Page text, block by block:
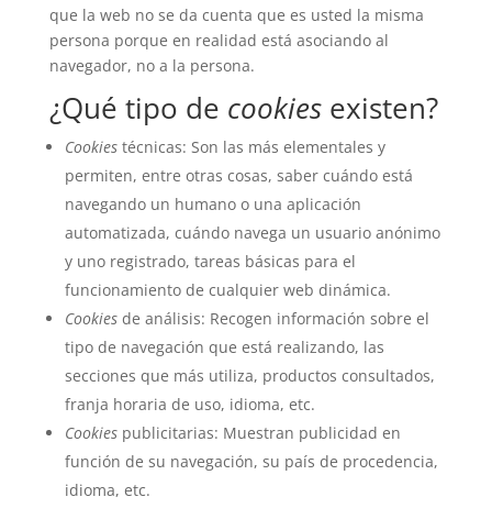
que la web no se da cuenta que es usted la misma
persona porque en realidad está asociando al
navegador, no a la persona.
¿Qué tipo de cookiesexisten?
Cookiestécnicas: Son las más elementales y
permiten, entre otras cosas, saber cuándo está
navegando un humano o una aplicación
automatizada, cuándo navega un usuario anónimo
y uno registrado, tareas básicas para el
funcionamiento de cualquier web dinámica.
Cookiesde análisis: Recogen información sobre el
tipo de navegación que está realizando, las
secciones que más utiliza, productos consultados,
franja horaria de uso, idioma, etc.
Cookiespublicitarias: Muestran publicidad en
función de su navegación, su país de procedencia,
idioma, etc.